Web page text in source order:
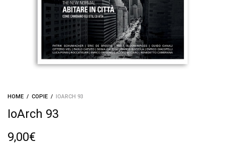
HOME / COPIE / IOARCH 93
IoArch 93
9,00€